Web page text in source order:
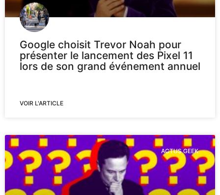
Google choisit Trevor Noah pour
présenter le lancement des Pixel 11
lors de son grand événement annuel
VOIR L'ARTICLE
ACTUS GEEK